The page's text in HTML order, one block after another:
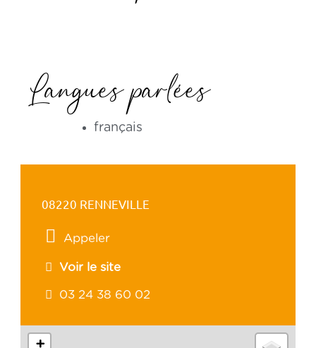
Langues parlées
français
08220 RENNEVILLE
Appeler
Voir le site
03 24 38 60 02
+